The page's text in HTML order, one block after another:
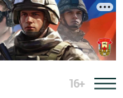
16+